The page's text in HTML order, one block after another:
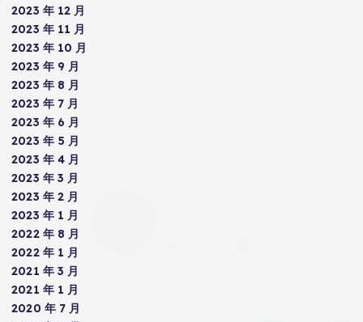
2023 年 12 月
2023 年 11 月
2023 年 10 月
2023 年 9 月
2023 年 8 月
2023 年 7 月
2023 年 6 月
2023 年 5 月
2023 年 4 月
2023 年 3 月
2023 年 2 月
2023 年 1 月
2022 年 8 月
2022 年 1 月
2021 年 3 月
2021 年 1 月
2020 年 7 月